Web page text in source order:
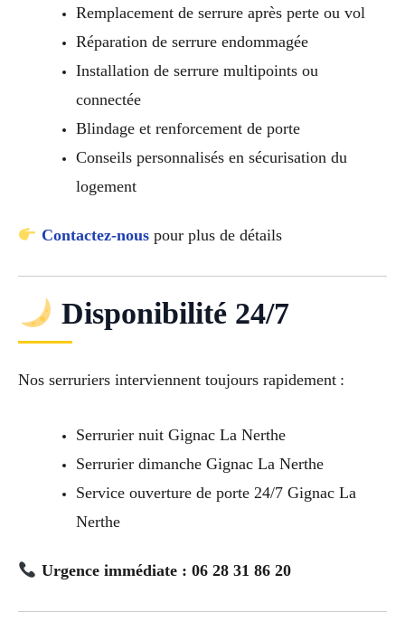
Remplacement de serrure après perte ou vol
Réparation de serrure endommagée
Installation de serrure multipoints ou
connectée
Blindage et renforcement de porte
Conseils personnalisés en sécurisation du
logement
Contactez-nouspour plus de détails
Disponibilité 24/7
Nos serruriers interviennent toujours rapidement :
Serrurier nuit Gignac La Nerthe
Serrurier dimanche Gignac La Nerthe
Service ouverture de porte 24/7 Gignac La
Nerthe
Urgence immédiate : 06 28 31 86 20